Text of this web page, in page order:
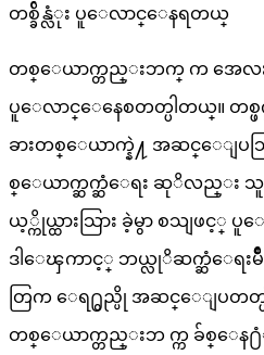
တစ္ခ်ိန္လံုး ပူေလာင္ေနရတယ္
တစ္ေယာက္တည္းဘက္ က အေလးသ
ပူေလာင္ေနေစတတ္ပါတယ္။ တ
ခားတစ္ေယာက္နဲ႔ အဆင္ေျပသ
စ္ေယာက္ဆက္ဆံေရး ဆုိလည္း သူ
ယ့္ကိုယ္ထားသြား ခဲ့မွာ စသျဖင့္ ပူ
ဒါေၾကာင့္ ဘယ္လုိဆက္ဆံေရးမ်ိဳ
တြက ေရ႐ွည္ပို အဆင္ေျပတတ္
တစ္ေယာက္တည္းဘ က္က ခ်စ္ေန႐ံု